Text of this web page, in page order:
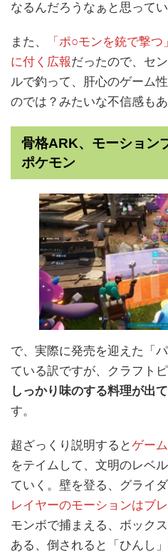
なるんだろうなぁと思ってい
また、
「ポ○モンを銃で撃
に付く広報だったので、セ
ルで釣って、肝心のゲーム
のでは？みたいな不信感もあ
骨格ARK、モーション
ポケモン
で、実際に発売を迎えた「
ている訳ですが、クラフト
しっかり味のする料理が出
す。
超ざっくり説明するとゲー
をテイムして、文明のレベ
ていく。壁を登る、グライ
レイヤーのモーションはブ
モンボで捕まえる、ボック
ある、倒されると「ひんし